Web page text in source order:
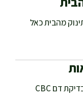
מהבית כאל
אני רואה רבים מכם מקבלים תוצאות של בדיקת דם CBC